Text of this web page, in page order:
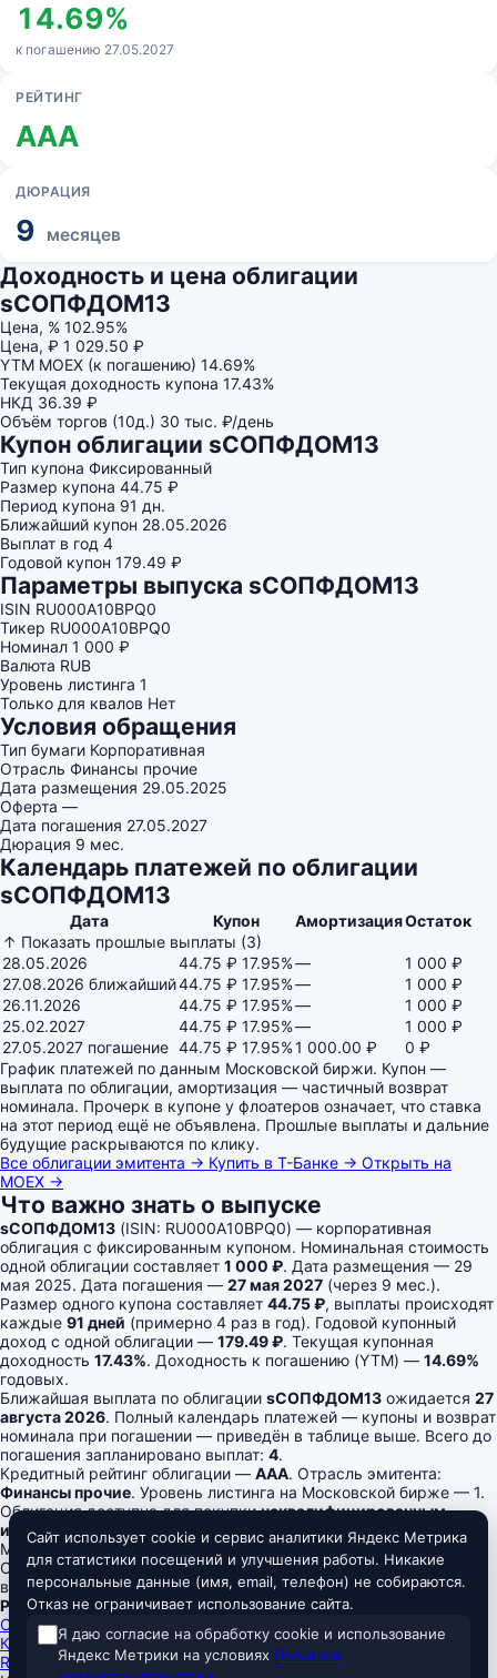
14.69%
к погашению 27.05.2027
РЕЙТИНГ
AAA
ДЮРАЦИЯ
9 месяцев
Доходность и цена облигации
sСОПФДОМ13
Цена, % 102.95%
Цена, ₽ 1 029.50 ₽
YTM MOEX (к погашению) 14.69%
Текущая доходность купона 17.43%
НКД 36.39 ₽
Объём торгов (10д.) 30 тыс. ₽/день
Купон облигации sСОПФДОМ13
Тип купона Фиксированный
Размер купона 44.75 ₽
Период купона 91 дн.
Ближайший купон 28.05.2026
Выплат в год 4
Годовой купон 179.49 ₽
Параметры выпуска sСОПФДОМ13
ISIN RU000A10BPQ0
Тикер RU000A10BPQ0
Номинал 1 000 ₽
Валюта RUB
Уровень листинга 1
Только для квалов Нет
Условия обращения
Тип бумаги Корпоративная
Отрасль Финансы прочие
Дата размещения 29.05.2025
Оферта —
Дата погашения 27.05.2027
Дюрация 9 мес.
Календарь платежей по облигации
sСОПФДОМ13
Дата Купон АмортизацияОстаток
↑ Показать прошлые выплаты (3)
28.05.2026
44.75 ₽ 17.95%—
1 000 ₽
27.08.2026 ближайший44.75 ₽ 17.95%—
1 000 ₽
26.11.2026
44.75 ₽ 17.95%—
1 000 ₽
25.02.2027
44.75 ₽ 17.95%—
1 000 ₽
27.05.2027 погашение 44.75 ₽ 17.95%1 000.00 ₽
0 ₽
График платежей по данным Московской биржи. Купон —
выплата по облигации, амортизация — частичный возврат
номинала. Прочерк в купоне у флоатеров означает, что ставка
на этот период ещё не объявлена. Прошлые выплаты и дальние
будущие раскрываются по клику.
Все облигации эмитента → Купить в Т-Банке → Открыть на
MOEX →
Что важно знать о выпуске
sСОПФДОМ13 (ISIN: RU000A10BPQ0) — корпоративная
облигация с фиксированным купоном. Номинальная стоимость
одной облигации составляет 1 000 ₽. Дата размещения — 29
мая 2025. Дата погашения — 27 мая 2027 (через 9 мес.).
Размер одного купона составляет 44.75 ₽, выплаты происходят
каждые 91 дней (примерно 4 раз в год). Годовой купонный
доход с одной облигации — 179.49 ₽. Текущая купонная
доходность 17.43%. Доходность к погашению (YTM) — 14.69%
годовых.
Ближайшая выплата по облигации sСОПФДОМ13 ожидается 27
августа 2026. Полный календарь платежей — купоны и возврат
номинала при погашении — приведён в таблице выше. Всего до
погашения запланировано выплат: 4.
Кредитный рейтинг облигации — AAA. Отрасль эмитента:
Финансы прочие. Уровень листинга на Московской бирже — 1.
Облигация доступна для покупкинеквалифицированным
инвесторам в Т-Банке.
Megabonds
Скринер российских облигаций — ОФЗ и корпоративные
выпуски, актуальные доходности, цены, рейтинги и оферты.
Разделы
Скринер облигаций
Ключевая ставка ЦБ
RUONIA
Сайт использует cookie и сервис аналитики Яндекс Метрика
для статистики посещений и улучшения работы. Никакие
персональные данные (имя, email, телефон) не собираются.
Отказ не ограничивает использование сайта.
Я даю согласие на обработку cookie и использование
Яндекс Метрики на условиях Политики